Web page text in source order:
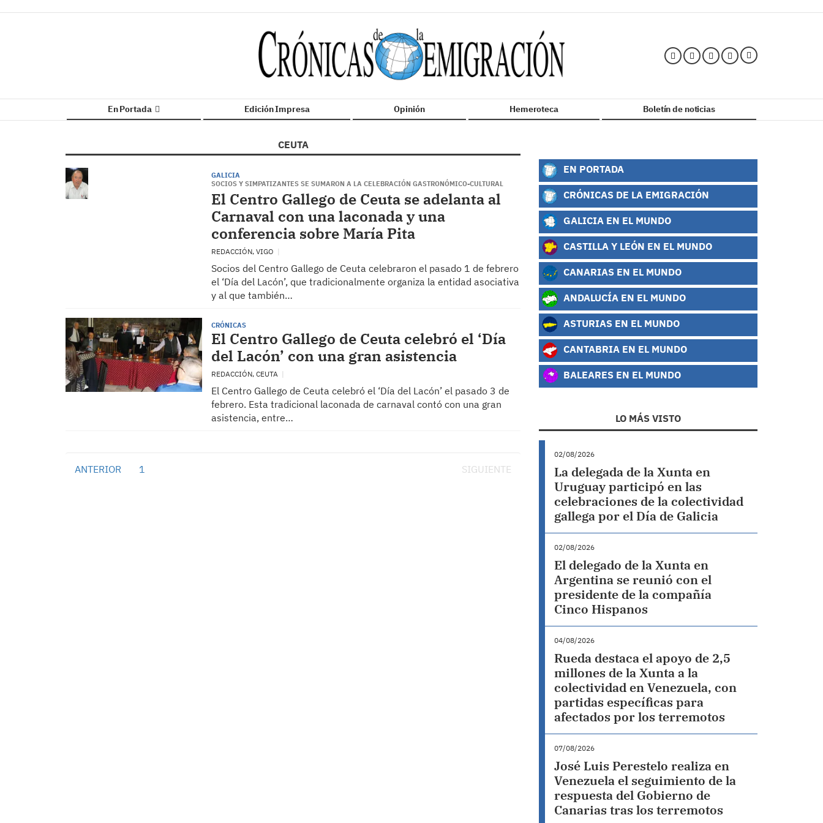
En Portada Edición Impresa Opinión Hemeroteca Boletín de noticias
CEUTA
GALICIA
SOCIOS Y SIMPATIZANTES SE SUMARON A LA CELEBRACIÓN GASTRONÓMICO-CULTURAL
El Centro Gallego de Ceuta se adelanta al
Carnaval con una laconada y una
conferencia sobre María Pita
REDACCIÓN, VIGO
Socios del Centro Gallego de Ceuta celebraron el pasado 1 de febrero
el ‘Día del Lacón’, que tradicionalmente organiza la entidad asociativa
y al que también…
CRÓNICAS
El Centro Gallego de Ceuta celebró el ‘Día
del Lacón’ con una gran asistencia
REDACCIÓN, CEUTA
El Centro Gallego de Ceuta celebró el ‘Día del Lacón’ el pasado 3 de
febrero. Esta tradicional laconada de carnaval contó con una gran
asistencia, entre…
ANTERIOR 1 SIGUIENTE
EN PORTADA
CRÓNICAS DE LA EMIGRACIÓN
GALICIA EN EL MUNDO
CASTILLA Y LEÓN EN EL MUNDO
CANARIAS EN EL MUNDO
ANDALUCÍA EN EL MUNDO
ASTURIAS EN EL MUNDO
CANTABRIA EN EL MUNDO
BALEARES EN EL MUNDO
LO MÁS VISTO
02/08/2026
La delegada de la Xunta en
Uruguay participó en las
celebraciones de la colectividad
gallega por el Día de Galicia
02/08/2026
El delegado de la Xunta en
Argentina se reunió con el
presidente de la compañía
Cinco Hispanos
04/08/2026
Rueda destaca el apoyo de 2,5
millones de la Xunta a la
colectividad en Venezuela, con
partidas específicas para
afectados por los terremotos
07/08/2026
José Luis Perestelo realiza en
Venezuela el seguimiento de la
respuesta del Gobierno de
Canarias tras los terremotos